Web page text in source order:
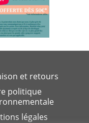
et retours
politique
légales